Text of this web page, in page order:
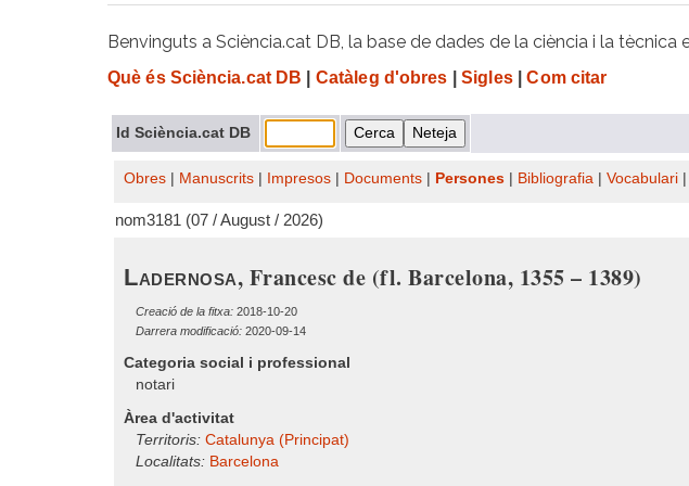
Benvinguts a Sciència.cat DB, la base de dades de la ciència i la tècnica
Què és Sciència.cat DB Catàleg d'obres Sigles| Com citar
Id Sciència.cat DB
Obres Manuscrits Impresos Documents Persones Bibliografia Vocabulari
nom3181 (07 / August / 2026)
Ladernosa, Francesc de (fl. Barcelona, 1355 – 1389)
Creació de la fitxa: 2018-10-20
Darrera modificació: 2020-09-14
Categoria social i professional
notari
Àrea d'activitat
Territoris: Catalunya (Principat)
Localitats: Barcelona